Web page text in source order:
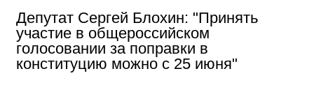
Депутат Сергей Блохин: "Принять
участие в общероссийском
голосовании за поправки в
конституцию можно с 25 июня"